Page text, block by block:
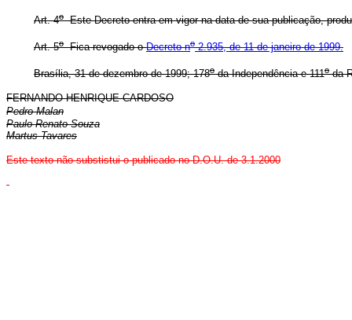
Art. 4oEste Decreto entra em vigor na data de sua publicação,
Art. 5oFica revogado oDecreto no2.935, de 11 de janeiro de 1999.
Brasília, 31 de dezembro de 1999; 178oda Independência e 111oda
FERNANDO HENRIQUE CARDOSO
Pedro Malan
Paulo Renato Souza
Martus Tavares
Este texto não substistui o publicado no D.O.U. de 3.1.2000